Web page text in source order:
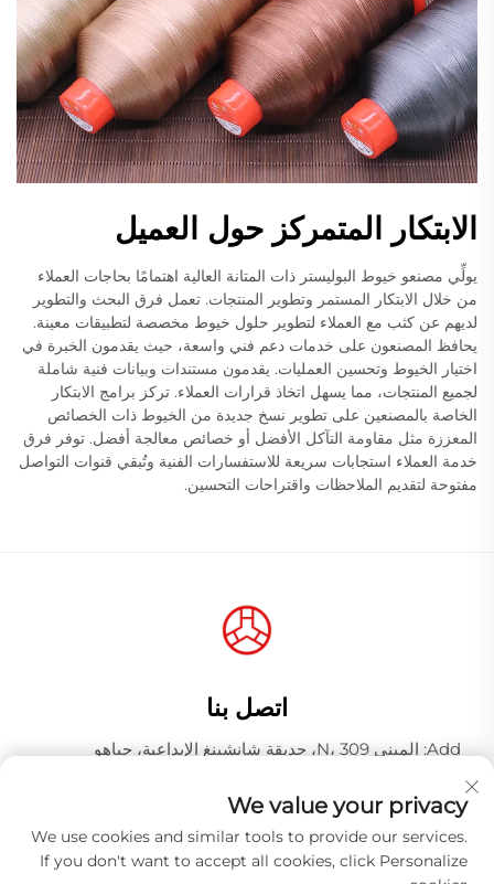
الابتكار المتمركز حول العميل
يولِّي مصنعو خيوط البوليستر ذات المتانة العالية اهتمامًا بحاجات العملاء
من خلال الابتكار المستمر وتطوير المنتجات. تعمل فرق البحث والتطوير
لديهم عن كثب مع العملاء لتطوير حلول خيوط مخصصة لتطبيقات معينة.
يحافظ المصنعون على خدمات دعم فني واسعة، حيث يقدمون الخبرة في
اختيار الخيوط وتحسين العمليات. يقدمون مستندات وبيانات فنية شاملة
لجميع المنتجات، مما يسهل اتخاذ قرارات العملاء. تركز برامج الابتكار
الخاصة بالمصنعين على تطوير نسخ جديدة من الخيوط ذات الخصائص
المعززة مثل مقاومة التآكل الأفضل أو خصائص معالجة أفضل. توفر فرق
خدمة العملاء استجابات سريعة للاستفسارات الفنية وتُبقي قنوات التواصل
مفتوحة لتقديم الملاحظات واقتراحات التحسين.
اتصل بنا
Add: المبنى N، 309، حديقة شانشينغ الإبداعية، جياهو
الصين، الرمز البريدي 510000
رقم الهاتف:+86-18925123039
البريد الإلكتروني:[email protected]
We value your privacy
We use cookies and similar tools to provide our services.
If you don't want to accept all cookies, click Personalize